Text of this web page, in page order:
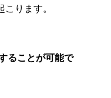
ります。
ることが可能で